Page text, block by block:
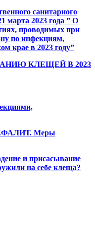
санитарного
марта 2023 года ” О
проводимых при
по инфекциям,
крае в 2023 году”
КЛЕЩЕЙ В 2023
Меры
и присасывание
на себе клеща?